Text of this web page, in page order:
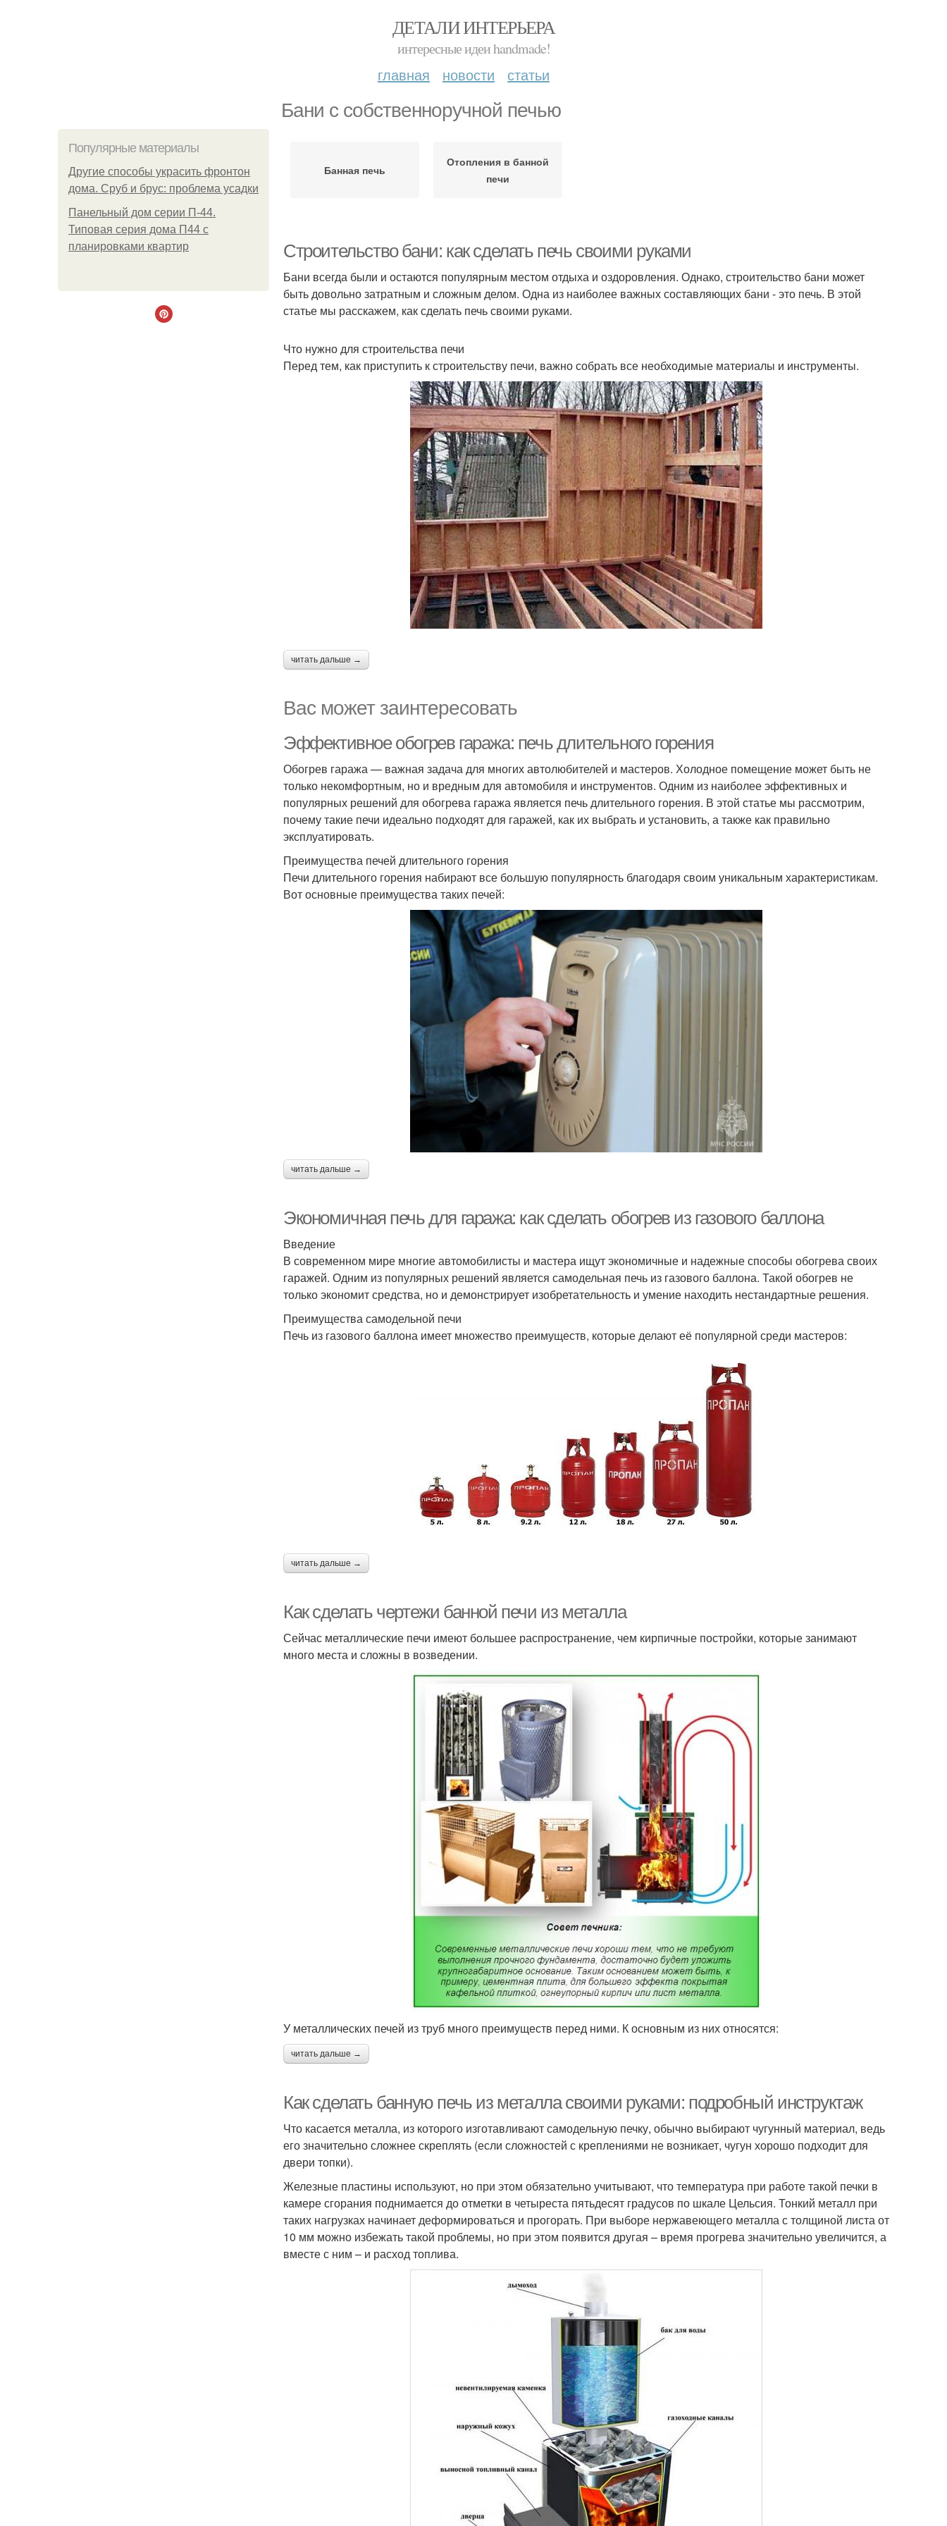
ДЕТАЛИ ИНТЕРЬЕРА
интересные идеи handmade!
главная новости статьи
Бани с собственноручной печью
Популярные материалы
Другие способы украсить фронтон
дома. Сруб и брус: проблема усадки
Панельный дом серии П-44.
Типовая серия дома П44 с
планировками квартир
Банная печь
Отопления в банной
печи
Строительство бани: как сделать печь своими руками
Бани всегда были и остаются популярным местом отдыха и оздоровления. Однако, строительство бани может
быть довольно затратным и сложным делом. Одна из наиболее важных составляющих бани - это печь. В этой
статье мы расскажем, как сделать печь своими руками.
Что нужно для строительства печи
Перед тем, как приступить к строительству печи, важно собрать все необходимые материалы и инструменты.
читать дальше →
Вас может заинтересовать
Эффективное обогрев гаража: печь длительного горения
Обогрев гаража — важная задача для многих автолюбителей и мастеров. Холодное помещение может быть не
только некомфортным, но и вредным для автомобиля и инструментов. Одним из наиболее эффективных и
популярных решений для обогрева гаража является печь длительного горения. В этой статье мы рассмотрим,
почему такие печи идеально подходят для гаражей, как их выбрать и установить, а также как правильно
эксплуатировать.
Преимущества печей длительного горения
Печи длительного горения набирают все большую популярность благодаря своим уникальным характеристикам.
Вот основные преимущества таких печей:
читать дальше →
Экономичная печь для гаража: как сделать обогрев из газового баллона
Введение
В современном мире многие автомобилисты и мастера ищут экономичные и надежные способы обогрева своих
гаражей. Одним из популярных решений является самодельная печь из газового баллона. Такой обогрев не
только экономит средства, но и демонстрирует изобретательность и умение находить нестандартные решения.
Преимущества самодельной печи
Печь из газового баллона имеет множество преимуществ, которые делают её популярной среди мастеров:
читать дальше →
Как сделать чертежи банной печи из металла
Сейчас металлические печи имеют большее распространение, чем кирпичные постройки, которые занимают
много места и сложны в возведении.
У металлических печей из труб много преимуществ перед ними. К основным из них относятся:
читать дальше →
Как сделать банную печь из металла своими руками: подробный инструктаж
Что касается металла, из которого изготавливают самодельную печку, обычно выбирают чугунный материал, ведь
его значительно сложнее скреплять (если сложностей с креплениями не возникает, чугун хорошо подходит для
двери топки).
Железные пластины используют, но при этом обязательно учитывают, что температура при работе такой печки в
камере сгорания поднимается до отметки в четыреста пятьдесят градусов по шкале Цельсия. Тонкий металл при
таких нагрузках начинает деформироваться и прогорать. При выборе нержавеющего металла с толщиной листа от
10 мм можно избежать такой проблемы, но при этом появится другая – время прогрева значительно увеличится, а
вместе с ним – и расход топлива.